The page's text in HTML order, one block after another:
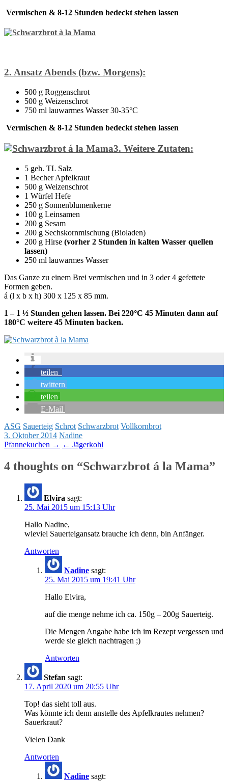
Vermischen & 8-12 Stunden bedeckt stehen lassen
2. Ansatz Abends (bzw. Morgens):
500 g Roggenschrot
500 g Weizenschrot
750 ml lauwarmes Wasser 30-35°C
Vermischen & 8-12 Stunden bedeckt stehen lassen
3. Weitere Zutaten:
5 geh. TL Salz
1 Becher Apfelkraut
500 g Weizenschrot
1 Würfel Hefe
250 g Sonnenblumenkerne
100 g Leinsamen
200 g Sesam
200 g Sechskornmischung (Bioladen)
200 g Hirse (vorher 2 Stunden in kalten Wasser quellen
lassen)
250 ml lauwarmes Wasser
Das Ganze zu einem Brei vermischen und in 3 oder 4 gefettete
Formen geben.
á (l x b x h) 300 x 125 x 85 mm.
1 – 1 ½ Stunden gehen lassen. Bei 220°C 45 Minuten dann auf
180°C weitere 45 Minuten backen.
teilen
twittern
teilen
E-Mail
ASG Sauerteig Schrot Schwarzbrot Vollkornbrot
3. Oktober 2014 Nadine
Post
navigation
Pfannekuchen → ← Jägerkohl
4 thoughts on “Schwarzbrot á la Mama”
Elvira sagt:
25. Mai 2015 um 15:13 Uhr
Hallo Nadine,
wieviel Sauerteigansatz brauche ich denn, bin Anfänger.
Antworten
Nadine sagt:
25. Mai 2015 um 19:41 Uhr
Hallo Elvira,
auf die menge nehme ich ca. 150g – 200g Sauerteig.
Die Mengen Angabe habe ich im Rezept vergessen und
werde sie gleich nachtragen ;)
Antworten
Stefan sagt:
17. April 2020 um 20:55 Uhr
Top! das sieht toll aus.
Was könnte ich denn anstelle des Apfelkrautes nehmen?
Sauerkraut?
Vielen Dank
Antworten
Nadine sagt: